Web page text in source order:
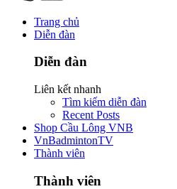
Trang chủ
Diễn đàn
Diễn đàn
Liên kết nhanh
Tìm kiếm diễn đàn
Recent Posts
Shop Cầu Lông VNB
VnBadmintonTV
Thành viên
Thành viên